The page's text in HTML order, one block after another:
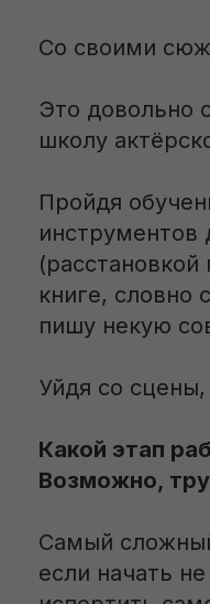
Со своими
Это довольно
школу
Пройдя
инструментов
книге, словно
пишу некую
Уйдя со
Какой этап
Возможно,
Самый
если начать